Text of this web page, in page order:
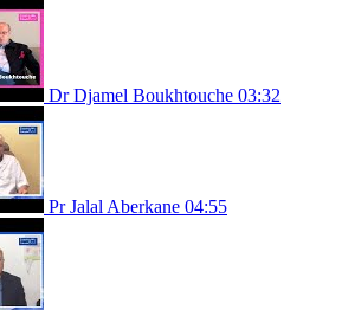
Dr Djamel Boukhtouche 03:32
Pr Jalal Aberkane 04:55